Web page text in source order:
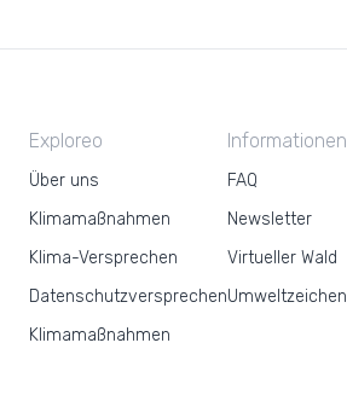
Exploreo
Über uns
Klimamaßnahmen
Klima-Versprechen
Datenschutzversprechen
Klimamaßnahmen
Informationen
FAQ
Newsletter
Virtueller Wald
Umweltzeichen